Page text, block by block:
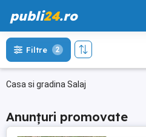
publi24.ro
Casa si gradina Salaj
Filtre 2
Anunțuri promovate